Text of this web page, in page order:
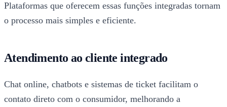
Plataformas que oferecem essas funções integradas tornam
o processo mais simples e eficiente.
Atendimento ao cliente integrado
Chat online, chatbots e sistemas de ticket facilitam o
contato direto com o consumidor, melhorando a